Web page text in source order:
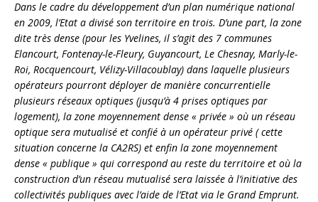
Dans le cadre du développement d’un plan numérique national
en 2009, l’Etat a divisé son territoire en trois. D’une part, la zone
dite très dense (pour les Yvelines, il s’agit des 7 communes
Elancourt, Fontenay-le-Fleury, Guyancourt, Le Chesnay, Marly-le-
Roi, Rocquencourt, Vélizy-Villacoublay) dans laquelle plusieurs
opérateurs pourront déployer de manière concurrentielle
plusieurs réseaux optiques (jusqu’à 4 prises optiques par
logement), la zone moyennement dense « privée » où un réseau
optique sera mutualisé et confié à un opérateur privé ( cette
situation concerne la CA2RS) et enfin la zone moyennement
dense « publique » qui correspond au reste du territoire et où la
construction d’un réseau mutualisé sera laissée à l’initiative des
collectivités publiques avec l’aide de l’Etat via le Grand Emprunt.